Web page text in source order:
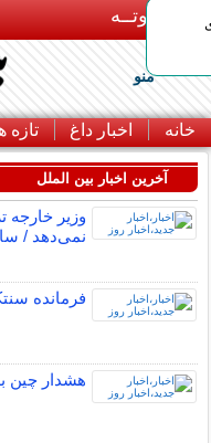
بـیتوتــه
منو
خانه اخبار داغ تازه
آخرین اخبار بین الملل
وزیر خارجه
نمی‌دهد /
فرمانده
هشدار چین